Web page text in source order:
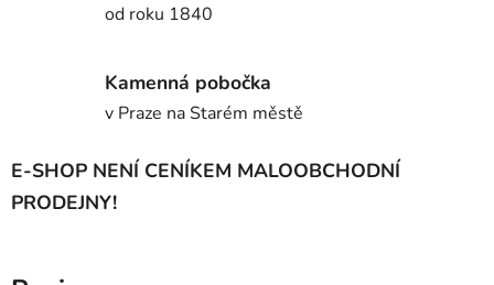
od roku 1840
Kamenná pobočka
v Praze na Starém městě
E-SHOP NENÍ CENÍKEM MALOOBCHODNÍ
PRODEJNY!